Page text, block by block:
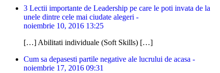
3 Lectii importante de Leadership pe care le poti invata de la
unele dintre cele mai ciudate alegeri -
noiembrie 10, 2016 13:25
[…] Abilitati individuale (Soft Skills) […]
Cum sa depasesti partile negative ale lucrului de acasa -
noiembrie 17, 2016 09:31